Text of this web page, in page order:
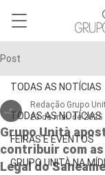
Post
TODAS AS NOTÍCIAS
FEIRAS E EVENTOS
GRUPO UNITÀ NA
TODAS AS NOTÍCIAS
Grupo Unità
contribuir com
Legal do
Redação Grupo
23 de mai. de 2025